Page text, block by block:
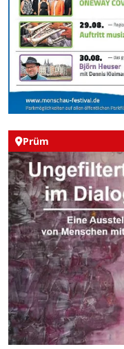
Prüm